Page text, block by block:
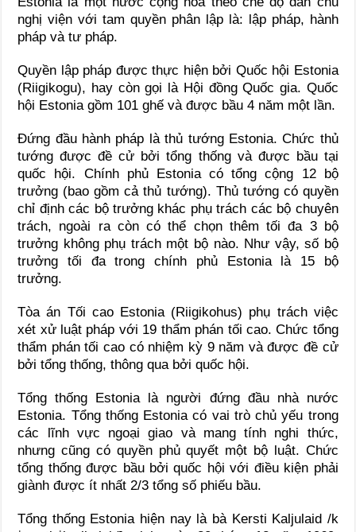
nghị viện với tam quyền phân lập là: lập pháp, hành
pháp và tư pháp.
Quyền lập pháp được thực hiện bởi Quốc hội Estonia
(Riigikogu), hay còn gọi là Hội đồng Quốc gia. Quốc
hội Estonia gồm 101 ghế và được bầu 4 năm một lần.
Đứng đầu hành pháp là thủ tướng Estonia. Chức thủ
tướng được đề cử bởi tổng thống và được bầu tại
quốc hội. Chính phủ Estonia có tổng cộng 12 bộ
trưởng (bao gồm cả thủ tướng). Thủ tướng có quyền
chỉ định các bộ trưởng khác phụ trách các bộ chuyên
trách, ngoài ra còn có thể chọn thêm tối đa 3 bộ
trưởng không phụ trách một bộ nào. Như vậy, số bộ
trưởng tối đa trong chính phủ Estonia là 15 bộ
trưởng.
Tòa án Tối cao Estonia (Riigikohus) phụ trách việc
xét xử luật pháp với 19 thẩm phán tối cao. Chức tổng
thẩm phán tối cao có nhiệm kỳ 9 năm và được đề cử
bởi tổng thống, thông qua bởi quốc hội.
Tổng thống Estonia là người đứng đầu nhà nước
Estonia. Tổng thống Estonia có vai trò chủ yếu trong
các lĩnh vực ngoại giao và mang tính nghi thức,
nhưng cũng có quyền phủ quyết một bộ luật. Chức
tổng thống được bầu bởi quốc hội với điều kiện phải
giành được ít nhất 2/3 tổng số phiếu bầu.
Tổng thống Estonia hiện nay là bà Kersti Kaljulaid /k